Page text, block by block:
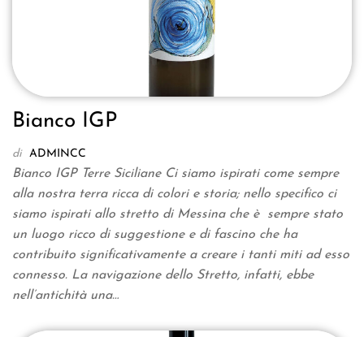
Bianco IGP
di ADMINCC
Bianco IGP Terre Siciliane Ci siamo ispirati come sempre
alla nostra terra ricca di colori e storia; nello specifico ci
siamo ispirati allo stretto di Messina che è sempre stato
un luogo ricco di suggestione e di fascino che ha
contribuito significativamente a creare i tanti miti ad esso
connesso. La navigazione dello Stretto, infatti, ebbe
nell’antichità una…